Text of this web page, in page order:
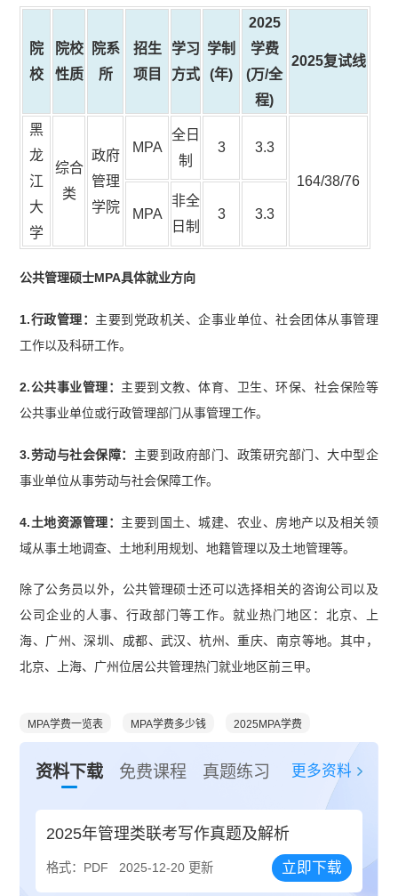
院
校
院校
性质
院系
所
招生
项目
学习
方式
学制
(年)
2025
学费
(万/全
程)
2025复试线
黑
龙
江
大
学
综合
类
政府
管理
学院
MPA
全日
制
3 3.3
164/38/76
MPA
非全
日制
3 3.3
公共管理硕士MPA具体就业方向
1.行政管理： 主要到党政机关、企事业单位、社会团体从事管理
工作以及科研工作。
2.公共事业管理： 主要到文教、体育、卫生、环保、社会保险等
公共事业单位或行政管理部门从事管理工作。
3.劳动与社会保障： 主要到政府部门、政策研究部门、大中型企
事业单位从事劳动与社会保障工作。
4.土地资源管理： 主要到国土、城建、农业、房地产以及相关领
域从事土地调查、土地利用规划、地籍管理以及土地管理等。
除了公务员以外，公共管理硕士还可以选择相关的咨询公司以及
公司企业的人事、行政部门等工作。就业热门地区：北京、上
海、广州、深圳、成都、武汉、杭州、重庆、南京等地。其中，
北京、上海、广州位居公共管理热门就业地区前三甲。
MPA学费一览表 MPA学费多少钱 2025MPA学费
资料下载 免费课程 真题练习 更多资料
2025年管理类联考写作真题及解析
格式：PDF 2025-12-20 更新 立即下载